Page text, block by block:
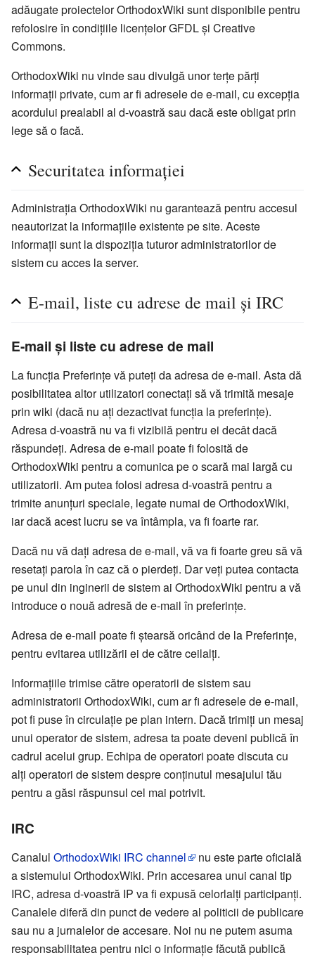
adăugate proiectelor OrthodoxWiki sunt disponibile pentru
refolosire în condițiile licențelor GFDL și Creative
Commons.
OrthodoxWiki nu vinde sau divulgă unor terțe părți
informații private, cum ar fi adresele de e-mail, cu excepția
acordului prealabil al d-voastră sau dacă este obligat prin
lege să o facă.
Securitatea informației
Administrația OrthodoxWiki nu garantează pentru accesul
neautorizat la informațiile existente pe site. Aceste
informații sunt la dispoziția tuturor administratorilor de
sistem cu acces la server.
E-mail, liste cu adrese de mail și IRC
E-mail și liste cu adrese de mail
La funcția Preferințe vă puteți da adresa de e-mail. Asta dă
posibilitatea altor utilizatori conectați să vă trimită mesaje
prin wiki (dacă nu ați dezactivat funcția la preferințe).
Adresa d-voastră nu va fi vizibilă pentru ei decât dacă
răspundeți. Adresa de e-mail poate fi folosită de
OrthodoxWiki pentru a comunica pe o scară mai largă cu
utilizatorii. Am putea folosi adresa d-voastră pentru a
trimite anunțuri speciale, legate numai de OrthodoxWiki,
iar dacă acest lucru se va întâmpla, va fi foarte rar.
Dacă nu vă dați adresa de e-mail, vă va fi foarte greu să vă
resetați parola în caz că o pierdeți. Dar veți putea contacta
pe unul din inginerii de sistem ai OrthodoxWiki pentru a vă
introduce o nouă adresă de e-mail în preferințe.
Adresa de e-mail poate fi ștearsă oricând de la Preferințe,
pentru evitarea utilizării ei de către ceilalți.
Informațiile trimise către operatorii de sistem sau
administratorii OrthodoxWiki, cum ar fi adresele de e-mail,
pot fi puse în circulație pe plan intern. Dacă trimiți un mesaj
unui operator de sistem, adresa ta poate deveni publică în
cadrul acelui grup. Echipa de operatori poate discuta cu
alți operatori de sistem despre conținutul mesajului tău
pentru a găsi răspunsul cel mai potrivit.
IRC
Canalul OrthodoxWiki IRC channel
nu este parte oficială
a sistemului OrthodoxWiki. Prin accesarea unui canal tip
IRC, adresa d-voastră IP va fi expusă celorlalți participanți.
Canalele diferă din punct de vedere al politicii de publicare
sau nu a jurnalelor de accesare. Noi nu ne putem asuma
responsabilitatea pentru nici o informație făcută publică